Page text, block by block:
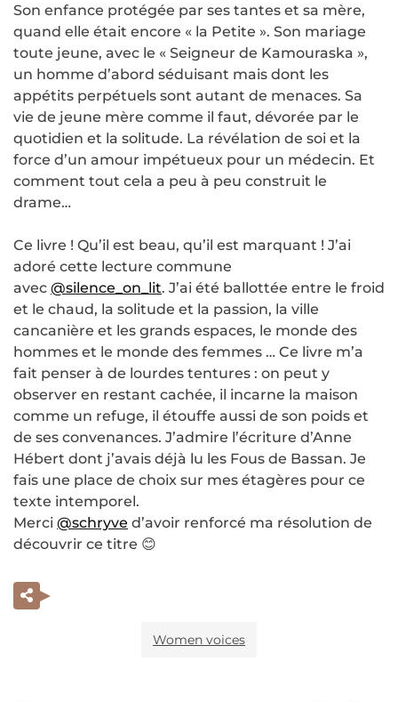
Son enfance protégée par ses tantes et sa mère,
quand elle était encore « la Petite ». Son mariage
toute jeune, avec le « Seigneur de Kamouraska »,
un homme d’abord séduisant mais dont les
appétits perpétuels sont autant de menaces. Sa
vie de jeune mère comme il faut, dévorée par le
quotidien et la solitude. La révélation de soi et la
force d’un amour impétueux pour un médecin. Et
comment tout cela a peu à peu construit le
drame…
Ce livre ! Qu’il est beau, qu’il est marquant ! J’ai
adoré cette lecture commune
avec @silence_on_lit. J’ai été ballottée entre le froid
et le chaud, la solitude et la passion, la ville
cancanière et les grands espaces, le monde des
hommes et le monde des femmes … Ce livre m’a
fait penser à de lourdes tentures : on peut y
observer en restant cachée, il incarne la maison
comme un refuge, il étouffe aussi de son poids et
de ses convenances. J’admire l’écriture d’Anne
Hébert dont j’avais déjà lu les Fous de Bassan. Je
fais une place de choix sur mes étagères pour ce
texte intemporel.
Merci @schryve d’avoir renforcé ma résolution de
découvrir ce titre 😊
Women voices